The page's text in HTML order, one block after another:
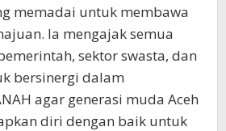
memadai untuk membawa
Ia mengajak semua
sektor swasta, dan
bersinergi dalam
agar generasi muda Aceh
diri dengan baik untuk